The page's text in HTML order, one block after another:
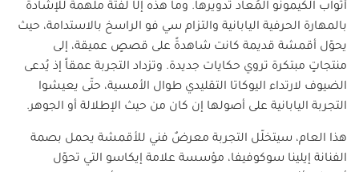
أثواب الكيمونو المُعاد تدويرها. وما هذه إلّا لفتة ملهمة للإشادة
بالمهارة الحرفية اليابانية والتزام سي فو الراسخ بالاستدامة، حيث
يحوّل أقمشة قديمة كانت شاهدةً على قصصٍ عميقة، إلى
منتجاتٍ مبتكرة تروي حكايات جديدة. وتزداد التجربة عمقاً إذ يُدعى
الضيوف لارتداء اليوكاتا التقليدي طوال الأمسية، حتّى يعيشوا
التجربة اليابانية على أصولها إن كان من حيث الإطلالة أو الجوهر.
هذا العام، سيتخلّل التجربة معرضٌ فني للأقمشة يحمل بصمة
الفنانة إيلينا سوكوفيفا، مؤسسة علامة إيكاسو التي تحوّل